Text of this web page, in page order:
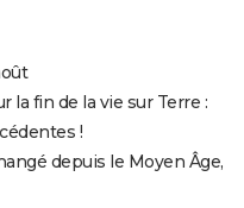
la fin de la vie sur Terre :
!
depuis le Moyen Âge,